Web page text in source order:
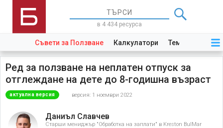
в 4 434 ресурса
Съвети за Ползване Калкулатори Теми Закони
Ред за ползване на неплатен отпуск за
отглеждане на дете до 8-годишна възраст
актуална версия версия: 1 ноември 2022
Даниъл Славчев
Старши мениджър "Обработка на заплати" в Kreston BulMar